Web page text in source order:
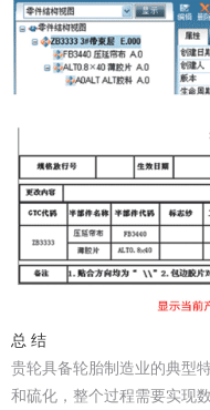
总 结
贵轮具备轮胎制造业的典型
和硫化，整个过程需要实现